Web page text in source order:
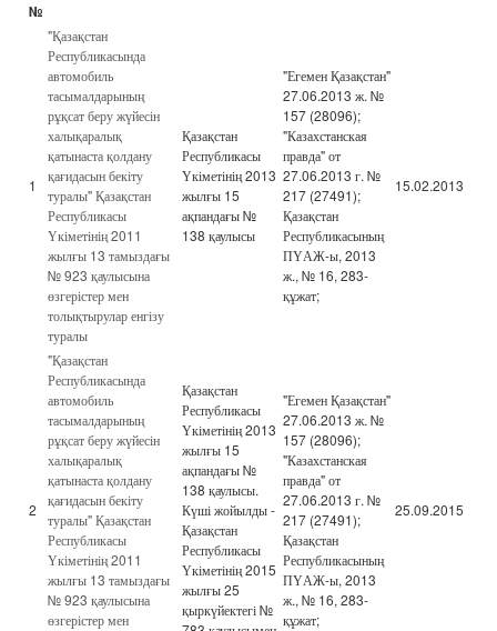
№
1
"Қазақстан
Республикасында
автомобиль
тасымалдарының
рұқсат беру жүйесін
халықаралық
қатынаста қолдану
қағидасын бекіту
туралы" Қазақстан
Республикасы
Үкіметінің 2011
жылғы 13 тамыздағы
№ 923 қаулысына
өзгерістер мен
толықтырулар енгізу
туралы
Қазақстан
Республикасы
Үкіметінің 2013
жылғы 15
ақпандағы №
138 қаулысы
"Егемен Қазақстан"
27.06.2013 ж. №
157 (28096);
"Казахстанская
правда" от
27.06.2013 г. №
217 (27491);
Қазақстан
Республикасының
ПҮАЖ-ы, 2013
ж., № 16, 283-
құжат;
15.02.2013
2
"Қазақстан
Республикасында
автомобиль
тасымалдарының
рұқсат беру жүйесін
халықаралық
қатынаста қолдану
қағидасын бекіту
туралы" Қазақстан
Республикасы
Үкіметінің 2011
жылғы 13 тамыздағы
№ 923 қаулысына
өзгерістер мен
Қазақстан
Республикасы
Үкіметінің 2013
жылғы 15
ақпандағы №
138 қаулысы.
Күші жойылды -
Қазақстан
Республикасы
Үкіметінің 2015
жылғы 25
қыркүйектегі №
"Егемен Қазақстан"
27.06.2013 ж. №
157 (28096);
"Казахстанская
правда" от
27.06.2013 г. №
217 (27491);
Қазақстан
Республикасының
ПҮАЖ-ы, 2013
ж., № 16, 283-
құжат;
25.09.2015